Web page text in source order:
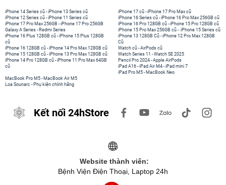
iPhone 14 Series cũ -iPhone 13 Series cũ
iPhone 12 Series cũ -iPhone 11 Series cũ
iPhone 17 Pro Max 256GB -iPhone 17 Pro 256GB
Galaxy A Series - Redmi Series
iPhone 17 cũ -iPhone 17 Pro Max cũ
iPhone 16 Series cũ - iPhone 16 Pro Max 256GB cũ
iPhone 16 Pro 128GB cũ -iPhone 15 Pro 128GB cũ
iPhone 15 Pro Max 256GB cũ - iPhone 15 Series cũ
iPhone 16 Plus 128GB cũ -iPhone 15 Plus 128GB
cũ
iPhone 16 128GB cũ -iPhone 14 Pro Max 128GB cũ
iPhone 15 128GB cũ -iPhone 13 Pro Max 128GB cũ
iPhone 14 Pro 128GB cũ -iPhone 11 Pro Max 64GB
cũ
iPhone 13 128GB Cũ -iPhone 12 Pro Max 128GB
Cũ
Watch cũ -AirPods cũ
Watch Series 11 -Watch SE 2025
Pencil Pro 2024 -Apple AirPods
iPad A16 -iPad Air M4 -iPad mini 7
iPad Pro M5 - MacBook Neo
MacBook Pro M5 - MacBook Air M5
Loa Sounarc - Phụ kiện chính hãng
Kết nối 24hStore
Website thành viên:
Bệnh Viện Điện Thoại, Laptop 24h